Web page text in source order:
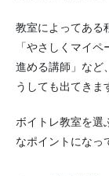
教室によってある
「やさしくマイ
進める講師」など
うしても出てきま
ボイトレ教室を選
なポイントになっ